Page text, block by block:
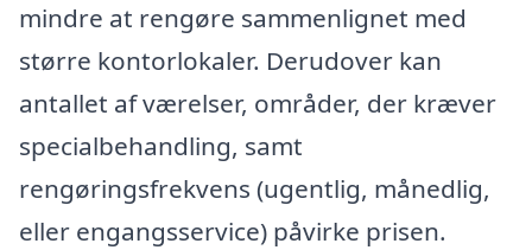
mindre at rengøre sammenlignet med
større kontorlokaler. Derudover kan
antallet af værelser, områder, der kræver
specialbehandling, samt
rengøringsfrekvens (ugentlig, månedlig,
eller engangsservice) påvirke prisen.